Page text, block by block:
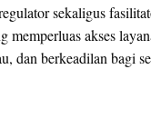
sekaligus
akses
dan berkeadilan bagi